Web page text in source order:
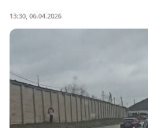
13:30, 06.04.2026